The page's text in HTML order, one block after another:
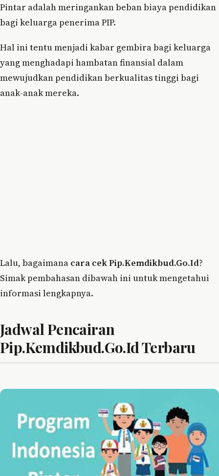
Pintar adalah meringankan beban biaya pendidikan
bagi keluarga penerima PIP.
Hal ini tentu menjadi kabar gembira bagi keluarga
yang menghadapi hambatan finansial dalam
mewujudkan pendidikan berkualitas tinggi bagi
anak-anak mereka.
Lalu, bagaimana cara cek Pip.Kemdikbud.Go.Id?
Simak pembahasan dibawah ini untuk mengetahui
informasi lengkapnya.
Jadwal Pencairan
Pip.Kemdikbud.Go.Id Terbaru